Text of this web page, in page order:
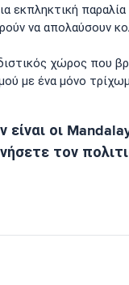
εκπληκτική
να απολαύσουν
χώρος που
με ένα μόνο
οι
τον